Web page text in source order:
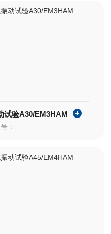
试验A30/EM3HAM
：